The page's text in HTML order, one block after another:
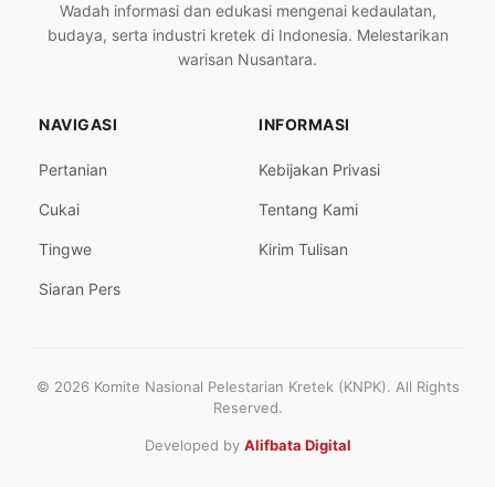
Wadah informasi dan edukasi mengenai kedaulatan,
budaya, serta industri kretek di Indonesia. Melestarikan
warisan Nusantara.
NAVIGASI
Pertanian
Cukai
Tingwe
Siaran Pers
INFORMASI
Kebijakan Privasi
Tentang Kami
Kirim Tulisan
© 2026 Komite Nasional Pelestarian Kretek (KNPK). All Rights
Reserved.
Developed by Alifbata Digital